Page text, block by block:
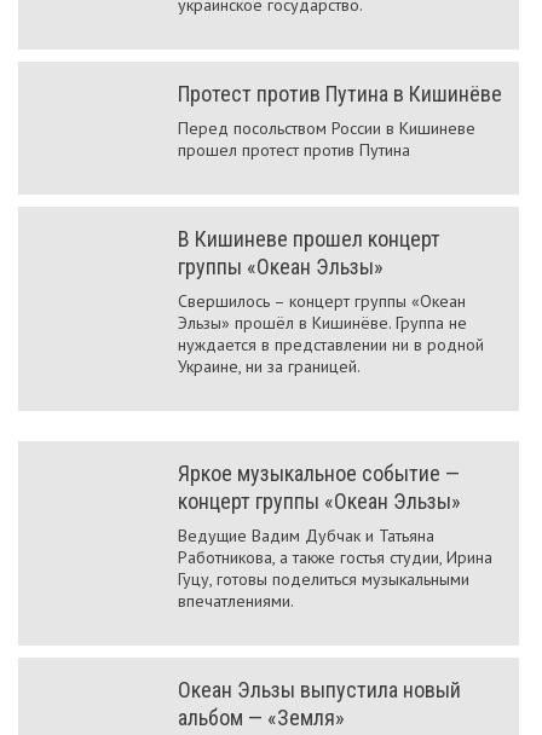
украинское государство.
Протест против Путина в Кишинёве
Перед посольством России в Кишиневе
прошел протест против Путина
В Кишиневе прошел концерт
группы «Океан Эльзы»
Свершилось – концерт группы «Океан
Эльзы» прошёл в Кишинёве. Группа не
нуждается в представлении ни в родной
Украине, ни за границей.
Яркое музыкальное событие —
концерт группы «Океан Эльзы»
Ведущие Вадим Дубчак и Татьяна
Работникова, а также гостья студии, Ирина
Гуцу, готовы поделиться музыкальными
впечатлениями.
Океан Эльзы выпустила новый
альбом — «Земля»